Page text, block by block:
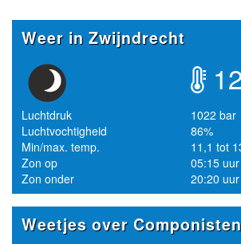
Weer in Zwijndrecht
Luchtdruk
1022 bar
Luchtvochtigheid
86%
Min/max. temp.
11,1 tot
Zon op
05:15 uur
Zon onder
20:20 uur
Weetjes over